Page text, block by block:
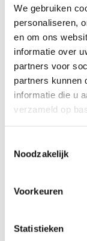
We gebruiken
personaliseren,
en om ons
informatie over
partners voor
partners kunnen
informatie die u
verzameld op
Noodzakelijk
Voorkeuren
Statistieken
niveau,
en de
werk
groter
voor
Geen fiches